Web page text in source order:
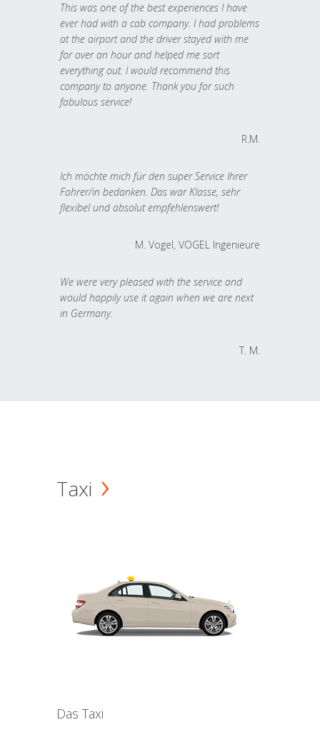
This was one of the best experiences I have
ever had with a cab company. I had problems
at the airport and the driver stayed with me
for over an hour and helped me sort
everything out. I would recommend this
company to anyone. Thank you for such
fabulous service!
R.M.
Ich möchte mich für den super Service Ihrer
Fahrer/in bedanken. Das war Klasse, sehr
flexibel und absolut empfehlenswert!
M. Vogel, VOGEL Ingenieure
We were very pleased with the service and
would happily use it again when we are next
in Germany.
T. M.
Taxi
Das Taxi